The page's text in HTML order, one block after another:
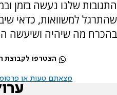
התגובות שלנו נעשה בזמן
שהתרגל למשוואות, כדאי
בהכרח מה שיהיה ושיעשה
הצטרפו לקבוצת
מצאתם טעות או